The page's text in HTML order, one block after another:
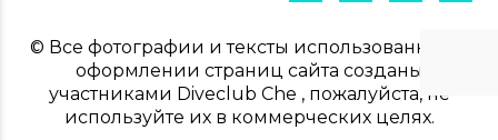
© Все фотографии и тексты использованные в
оформлении страниц сайта созданы
участниками Diveclub Che , пожалуйста, не
используйте их в коммерческих целях.